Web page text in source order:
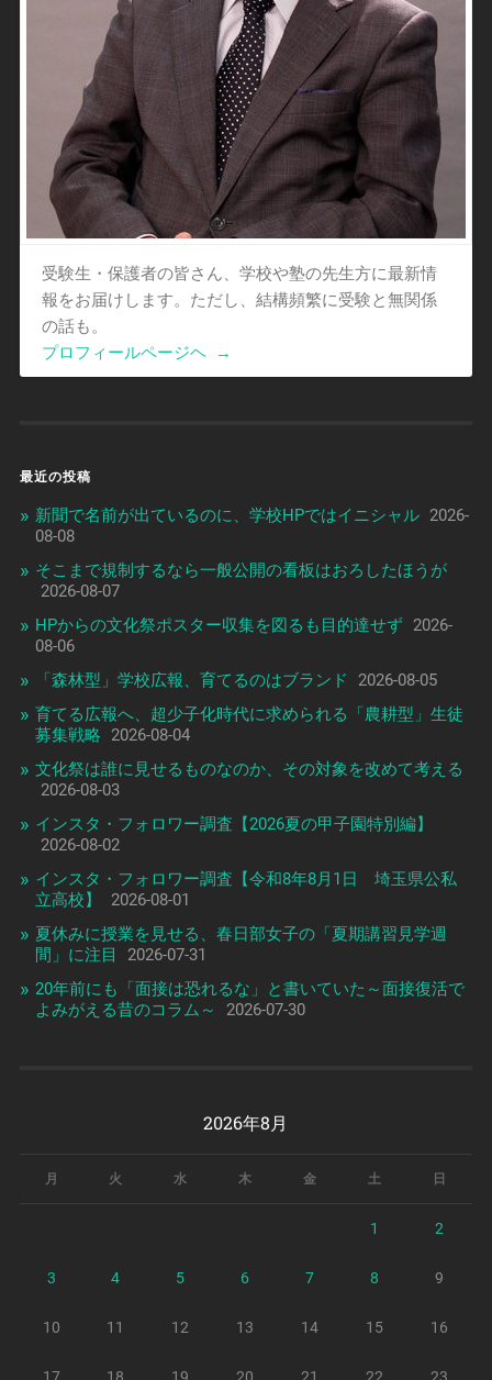
受験生・保護者の皆さん、学校や塾の先生方に最新情
報をお届けします。ただし、結構頻繁に受験と無関係
の話も。
プロフィールページヘ
→
最近の投稿
新聞で名前が出ているのに、学校HPではイニシャル 2026-
08-08
そこまで規制するなら一般公開の看板はおろしたほうが
2026-08-07
HPからの文化祭ポスター収集を図るも目的達せず 2026-
08-06
「森林型」学校広報、育てるのはブランド
2026-08-05
育てる広報へ、超少子化時代に求められる「農耕型」生徒
募集戦略
2026-08-04
文化祭は誰に見せるものなのか、その対象を改めて考える
2026-08-03
インスタ・フォロワー調査【2026夏の甲子園特別編】
2026-08-02
インスタ・フォロワー調査【令和8年8月1日 埼玉県公私
立高校】
2026-08-01
夏休みに授業を見せる、春日部女子の「夏期講習見学週
間」に注目
2026-07-31
20年前にも「面接は恐れるな」と書いていた～面接復活で
よみがえる昔のコラム～
2026-07-30
2026年8月
月 火 水 木 金 土 日
1 2
3 4 5 6 7 8 9
10 11 12 13 14 15 16
17 18 19 20 21 22 23